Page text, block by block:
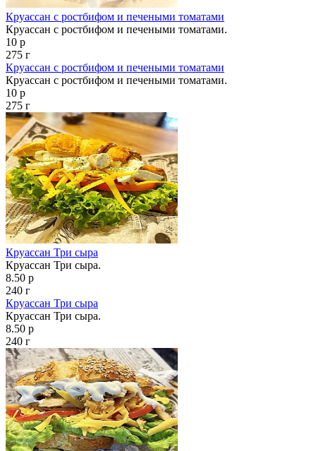
Круассан с ростбифом и печеными томатами
Круассан с ростбифом и печеными томатами.
10 р
275 г
Круассан с ростбифом и печеными томатами
Круассан с ростбифом и печеными томатами.
10 р
275 г
Круассан Три сыра
Круассан Три сыра.
8.50 р
240 г
Круассан Три сыра
Круассан Три сыра.
8.50 р
240 г